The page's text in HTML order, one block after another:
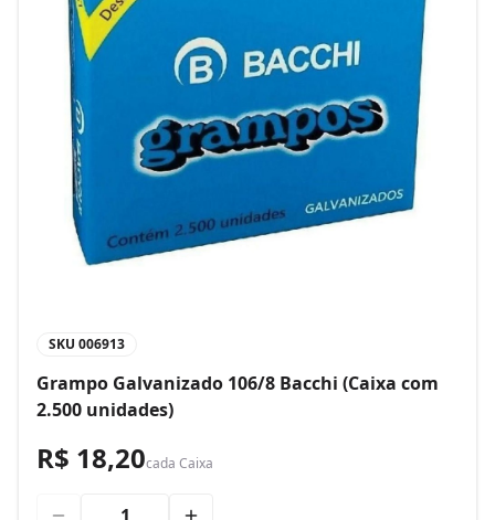
SKU 006913
Grampo Galvanizado 106/8 Bacchi (Caixa com
2.500 unidades)
R$ 18,20cada Caixa